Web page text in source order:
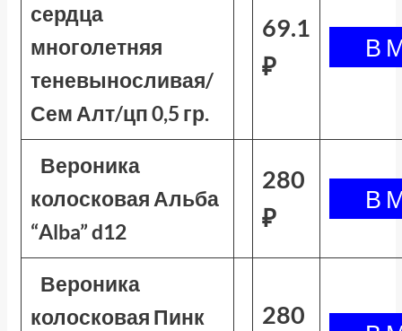
сердца
многолетняя
теневыносливая/
Сем Алт/цп 0,5 гр.
69.1
₽
Вероника
колосковая Альба
“Alba” d12
280
₽
Вероника
колосковая Пинк
280